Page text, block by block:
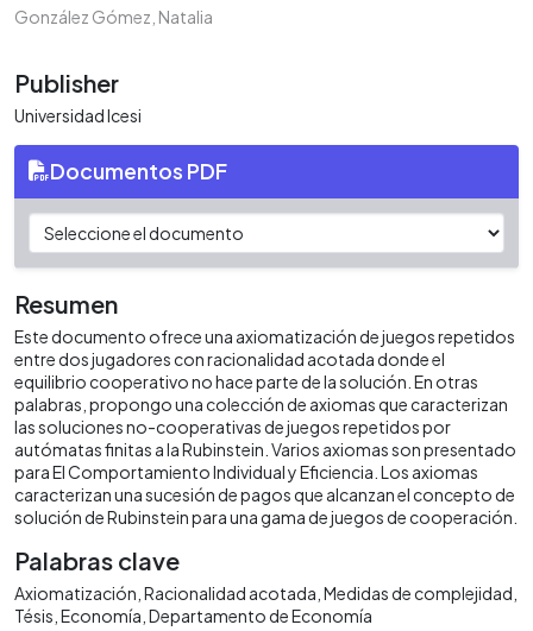
González Gómez, Natalia
Publisher
Universidad Icesi
Documentos PDF
Resumen
Este documento ofrece una axiomatización de juegos repetidos
entre dos jugadores con racionalidad acotada donde el
equilibrio cooperativo no hace parte de la solución. En otras
palabras, propongo una colección de axiomas que caracterizan
las soluciones no-cooperativas de juegos repetidos por
autómatas finitas a la Rubinstein. Varios axiomas son presentado
para El Comportamiento Individual y Eficiencia. Los axiomas
caracterizan una sucesión de pagos que alcanzan el concepto de
solución de Rubinstein para una gama de juegos de cooperación.
Palabras clave
Axiomatización Racionalidad acotada Medidas de complejidad
Tésis Economía Departamento de Economía